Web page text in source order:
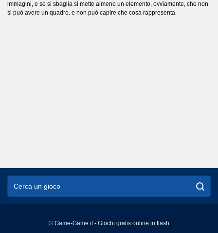
immagini, e se si sbaglia si mette almeno un elemento, ovviamente, che non
si può avere un quadro. e non può capire che cosa rappresenta.
© Game-Game.it - Giochi gratis online in flash